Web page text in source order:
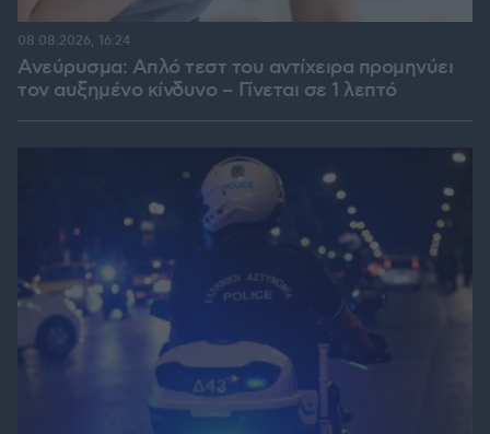
Ανεύρυσμα: Απλό τεστ του αντίχειρα προμηνύει
τον αυξημένο κίνδυνο – Γίνεται σε 1 λεπτό
08.08.2026, 16:24